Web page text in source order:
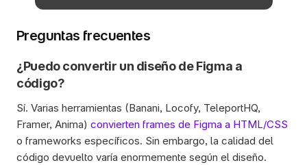
Preguntas frecuentes
¿Puedo convertir un diseño de Figma a
código?
Sí. Varias herramientas (Banani, Locofy, TeleportHQ,
Framer, Anima) convierten frames de Figma a HTML/CSS
o frameworks específicos. Sin embargo, la calidad del
código devuelto varía enormemente según el diseño.